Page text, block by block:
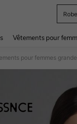
Robe
Vêtements pour
pour femmes